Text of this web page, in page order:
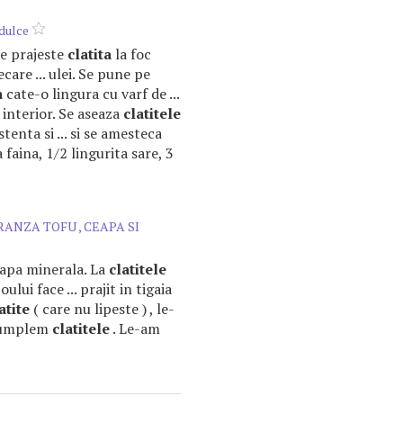
prajeste clatita la foc
... ulei. Se pune pe
cate-o lingura cu varf de ...
Se aseaza clatitele
si ... si se amesteca
faina, 1/2 lingurita sare, 3
TOFU , CEAPA SI
minerala. La clatitele
face ... prajit in tigaia
( care nu lipeste ) , le-
clatitele. Le-am